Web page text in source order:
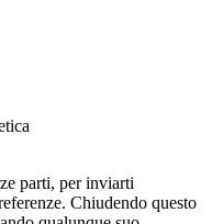
parti, per inviarti
Chiudendo questo